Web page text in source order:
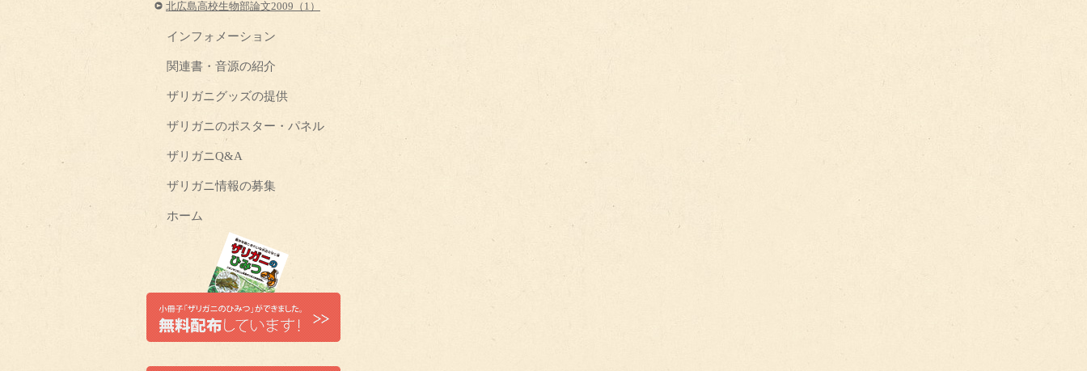
北広島高校生物部論文2009（1）
インフォメーション
関連書・音源の紹介
ザリガニグッズの提供
ザリガニのポスター・パネル
ザリガニQ&A
ザリガニ情報の募集
ホーム